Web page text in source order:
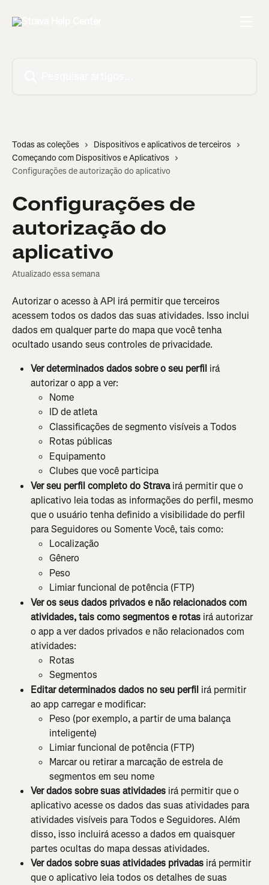
Todas as coleções
Dispositivos e aplicativos de terceiros
Começando com Dispositivos e Aplicativos
Configurações de autorização do aplicativo
Configurações de
autorização do
aplicativo
Atualizado essa semana
Autorizar o acesso à API irá permitir que terceiros
acessem todos os dados das suas atividades. Isso inclui
dados em qualquer parte do mapa que você tenha
ocultado usando seus controles de privacidade.
Ver determinados dados sobre o seu perfil irá
autorizar o app a ver:
Nome
ID de atleta
Classificações de segmento visí­veis a Todos
Rotas públicas
Equipamento
Clubes que você participa
Ver seu perfil completo do Strava irá permitir que o
aplicativo leia todas as informações do perfil, mesmo
que o usuário tenha definido a visibilidade do perfil
para Seguidores ou Somente Você, tais como:
Localização
Gênero
Peso
Limiar funcional de potência (FTP)
Ver os seus dados privados e não relacionados com
atividades, tais como segmentos e rotas irá autorizar
o app a ver dados privados e não relacionados com
atividades:
Rotas
Segmentos
Editar determinados dados no seu perfil irá permitir
ao app carregar e modificar:
Peso (por exemplo, a partir de uma balança
inteligente)
Limiar funcional de potência (FTP)
Marcar ou retirar a marcação de estrela de
segmentos em seu nome
Ver dados sobre suas atividades irá permitir que o
aplicativo acesse os dados das suas atividades para
atividades visíveis para Todos e Seguidores. Além
disso, isso incluirá acesso a dados em quaisquer
partes ocultas do mapa dessas atividades.
Ver dados sobre suas atividades privadas irá permitir
que o aplicativo leia todos os detalhes de suas